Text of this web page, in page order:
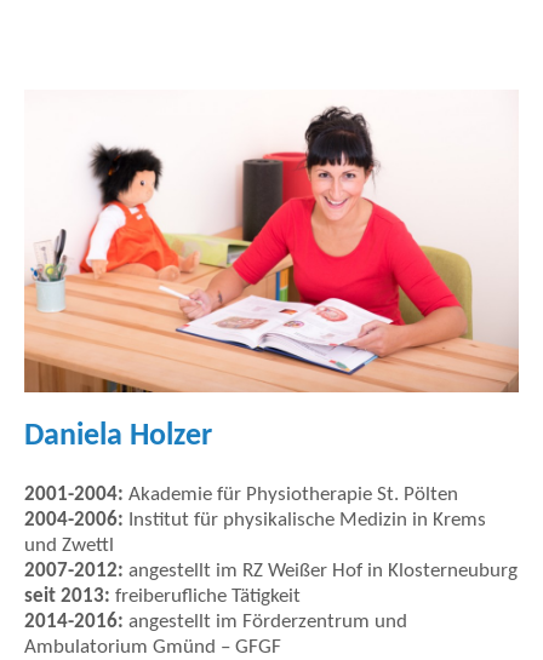
Daniela Holzer
2001-2004: Akademie für Physiotherapie St. Pölten
2004-2006: Institut für physikalische Medizin in Krems
und Zwettl
2007-2012: angestellt im RZ Weißer Hof in Klosterneuburg
seit 2013: freiberufliche Tätigkeit
2014-2016: angestellt im Förderzentrum und
Ambulatorium Gmünd – GFGF